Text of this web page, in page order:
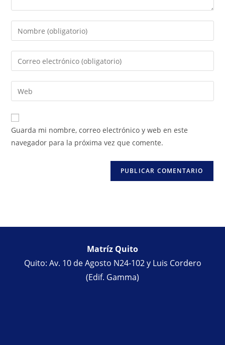
Guarda mi nombre, correo electrónico y web en este
navegador para la próxima vez que comente.
Matríz Quito
Quito: Av. 10 de Agosto N24-102 y Luis Cordero
(Edif. Gamma)